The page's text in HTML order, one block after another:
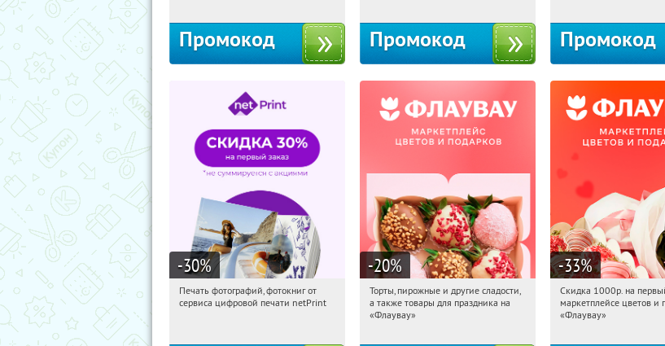
Промокод Промокод Промокод
-30%
01:50:59 Получили:
Печать фотографий, фотокниг от
сервиса цифровой печати netPrint
-20%
01:50:59 Получили:
Россия
Торты, пирожные и другие сладости,
а также товары для праздника на
«Флаувау»
-33%
01:50:59
Россия
Скидка 1000р. на
маркетплейсе цветов и
«Флаувау»